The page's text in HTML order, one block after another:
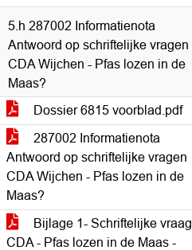
5.h 287002 Informatienota
Antwoord op schriftelijke vragen
CDA Wijchen - Pfas lozen in de
Maas?
Dossier 6815 voorblad.pdf
287002 Informatienota
Antwoord op schriftelijke vragen
CDA Wijchen - Pfas lozen in de
Maas?
Bijlage 1- Schriftelijke vraag
CDA - Pfas lozen in de Maas -